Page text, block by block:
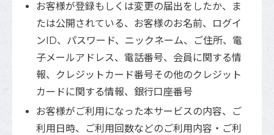
お客様が登録もしくは変更の届出をしたか、ま
たは公開されている、お客様のお名前、ログイ
ンID、パスワード、ニックネーム、ご住所、電
子メールアドレス、電話番号、会員に関する情
報、クレジットカード番号その他のクレジット
カードに関する情報、銀行口座番号
お客様がご利用になった本サービスの内容、ご
利用日時、ご利用回数などのご利用内容・ご利